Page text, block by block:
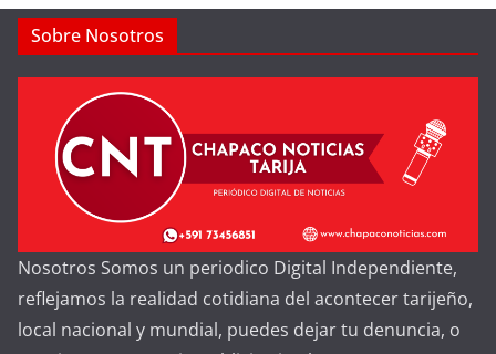
Sobre Nosotros
Nosotros Somos un periodico Digital Independiente,
reflejamos la realidad cotidiana del acontecer tarijeño,
local nacional y mundial, puedes dejar tu denuncia, o